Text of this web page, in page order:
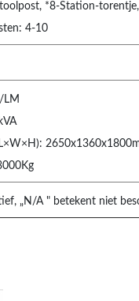
*8-Station-
4-10
LM
„N/A " betekent niet